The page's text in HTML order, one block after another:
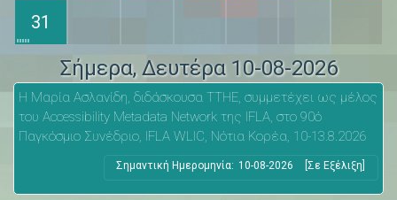
31
Σήμερα, Δευτέρα 10-08-2026
Η Μαρία Ασλανίδη, διδάσκουσα ΤΤΗΕ, συμμετέχει ως μέλος
του Accessibility Metadata Network της IFLA, στο 90ό
Παγκόσμιο Συνέδριο, IFLA WLIC, Νότια Κορέα, 10-13.8.2026
Σημαντική Ημερομηνία: 10-08-2026 [Σε Εξέλιξη]